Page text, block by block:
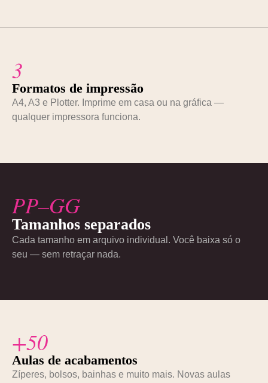
3
Formatos de impressão
A4, A3 e Plotter. Imprime em casa ou na gráfica —
qualquer impressora funciona.
PP–GG
Tamanhos separados
Cada tamanho em arquivo individual. Você baixa só o
seu — sem retraçar nada.
+50
Aulas de acabamentos
Zíperes, bolsos, bainhas e muito mais. Novas aulas